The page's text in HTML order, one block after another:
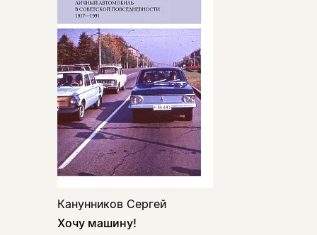
Канунников Сергей
Хочу машину!